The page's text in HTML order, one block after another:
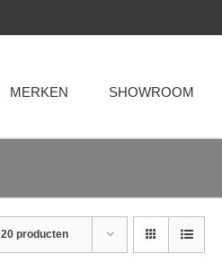
MERKEN SHOWROOM
20 producten